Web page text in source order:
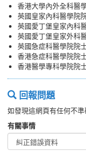
香港大學內外全科醫
英國皇家內科醫學院
英國愛丁堡皇家內科
英國愛丁堡皇家外科
英國急症科醫學院院
香港急症科醫學院院
香港醫學專科學院院
回報問題
如發現這網頁有任何不
有關事情